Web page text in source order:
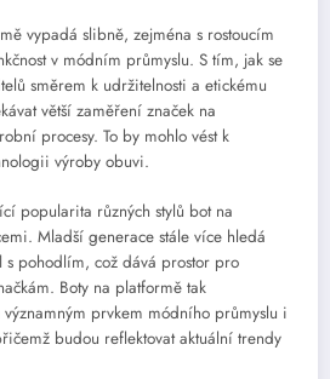
vypadá slibně, zejména s rostoucím
v módním průmyslu. S tím, jak se
směrem k udržitelnosti a etickému
větší zaměření značek na
procesy. To by mohlo vést k
výroby obuvi.
popularita různých stylů bot na
Mladší generace stále více hledá
s pohodlím, což dává prostor pro
Boty na platformě tak
prvkem módního průmyslu i
budou reflektovat aktuální trendy